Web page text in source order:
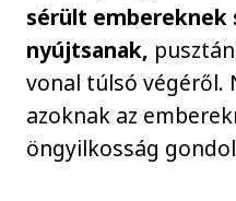
sérült embereknek
nyújtsanak,
vonal túlsó végéről.
azoknak az
öngyilkosság